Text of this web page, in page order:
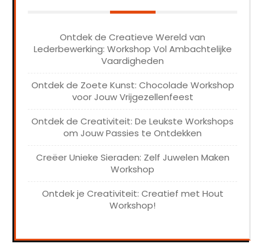
Ontdek de Creatieve Wereld van
Lederbewerking: Workshop Vol Ambachtelijke
Vaardigheden
Ontdek de Zoete Kunst: Chocolade Workshop
voor Jouw Vrijgezellenfeest
Ontdek de Creativiteit: De Leukste Workshops
om Jouw Passies te Ontdekken
Creëer Unieke Sieraden: Zelf Juwelen Maken
Workshop
Ontdek je Creativiteit: Creatief met Hout
Workshop!